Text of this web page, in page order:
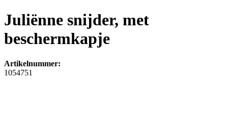
Juliënne snijder, met
beschermkapje
Artikelnummer:
1054751